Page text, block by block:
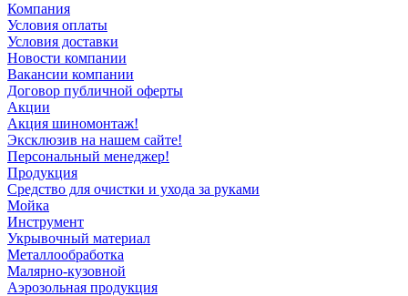
Компания
Условия оплаты
Условия доставки
Новости компании
Вакансии компании
Договор публичной оферты
Акции
Акция шиномонтаж!
Эксклюзив на нашем сайте!
Персональный менеджер!
Продукция
Средство для очистки и ухода за руками
Мойка
Инструмент
Укрывочный материал
Металлообработка
Малярно-кузовной
Аэрозольная продукция